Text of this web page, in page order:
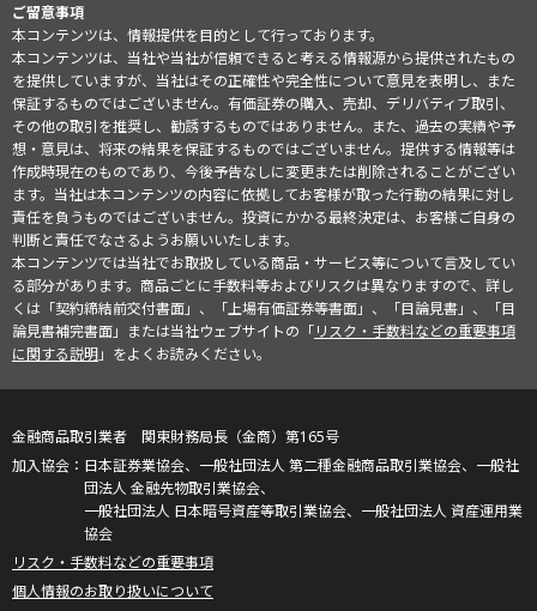
ご留意事項
本コンテンツは、情報提供を目的として行っております。
本コンテンツは、当社や当社が信頼できると考える情報源から提供されたもの
を提供していますが、当社はその正確性や完全性について意見を表明し、また
保証するものではございません。有価証券の購入、売却、デリバティブ取引、
その他の取引を推奨し、勧誘するものではありません。また、過去の実績や予
想・意見は、将来の結果を保証するものではございません。提供する情報等は
作成時現在のものであり、今後予告なしに変更または削除されることがござい
ます。当社は本コンテンツの内容に依拠してお客様が取った行動の結果に対し
責任を負うものではございません。投資にかかる最終決定は、お客様ご自身の
判断と責任でなさるようお願いいたします。
本コンテンツでは当社でお取扱している商品・サービス等について言及してい
る部分があります。商品ごとに手数料等およびリスクは異なりますので、詳し
くは「契約締結前交付書面」、「上場有価証券等書面」、「目論見書」、「目
論見書補完書面」または当社ウェブサイトの「リスク・手数料などの重要事項
に関する説明」をよくお読みください。
金融商品取引業者 関東財務局長（金商）第165号
日本証券業協会、一般社団法人 第二種金融商品取引業協会、一般社
団法人 金融先物取引業協会、
一般社団法人 日本暗号資産等取引業協会、一般社団法人 資産運用業
協会
リスク・手数料などの重要事項
個人情報のお取り扱いについて